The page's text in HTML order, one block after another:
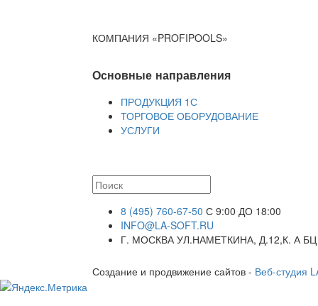
КОМПАНИЯ «PROFIPOOLS»
Основные направления
ПРОДУКЦИЯ 1С
ТОРГОВОЕ ОБОРУДОВАНИЕ
УСЛУГИ
8 (495) 760-67-50 С 9:00 ДО 18:00
INFO@LA-SOFT.RU
Г. МОСКВА УЛ.НАМЕТКИНА, Д.12,К. А
Создание и продвижение сайтов - Веб-студия